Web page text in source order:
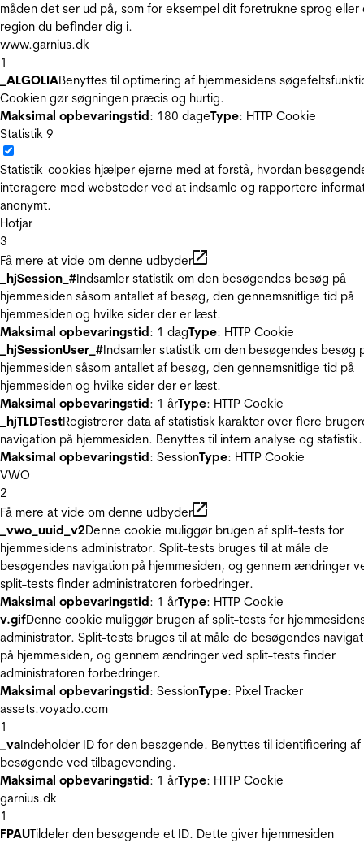
måden det ser ud på, som for eksempel dit foretrukne sprog eller
region du befinder dig i.
www.garnius.dk
1
_ALGOLIABenyttes til optimering af hjemmesidens
Cookien gør søgningen præcis og hurtig.
Maksimal opbevaringstid: 180 dageType: HTTP Cookie
Statistik 9
Statistik-cookies hjælper ejerne med at forstå, hvordan
interagere med websteder ved at indsamle og rapportere
anonymt.
Hotjar
3
Få mere at vide om denne udbyder
_hjSession_#Indsamler statistik om den besøgendes besøg på
hjemmesiden såsom antallet af besøg, den gennemsnitlige tid på
hjemmesiden og hvilke sider der er læst.
Maksimal opbevaringstid: 1 dagType: HTTP Cookie
_hjSessionUser_#Indsamler statistik om den besøgendes besøg
hjemmesiden såsom antallet af besøg, den gennemsnitlige tid på
hjemmesiden og hvilke sider der er læst.
Maksimal opbevaringstid: 1 årType: HTTP Cookie
_hjTLDTestRegistrerer data af statistisk karakter over flere
navigation på hjemmesiden. Benyttes til intern analyse og statistik.
Maksimal opbevaringstid: SessionType: HTTP Cookie
VWO
2
Få mere at vide om denne udbyder
_vwo_uuid_v2Denne cookie muliggør brugen af split-tests for
hjemmesidens administrator. Split-tests bruges til at måle de
besøgendes navigation på hjemmesiden, og gennem ændringer
split-tests finder administratoren forbedringer.
Maksimal opbevaringstid: 1 årType: HTTP Cookie
v.gifDenne cookie muliggør brugen af split-tests for
administrator. Split-tests bruges til at måle de besøgendes
på hjemmesiden, og gennem ændringer ved split-tests finder
administratoren forbedringer.
Maksimal opbevaringstid: SessionType: Pixel Tracker
assets.voyado.com
1
_vaIndeholder ID for den besøgende. Benyttes til identificering af
besøgende ved tilbagevending.
Maksimal opbevaringstid: 1 årType: HTTP Cookie
garnius.dk
1
FPAUTildeler den besøgende et ID. Dette giver hjemmesiden